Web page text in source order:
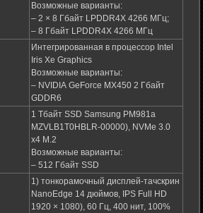
Возможные варианты:
– 2 × 8 Гбайт LPDDR4X 4266 МГц;
– 8 Гбайт LPDDR4X 4266 МГц
Интегрированная в процессор Intel
Iris Xe Graphics
Возможные варианты:
– NVIDIA GeForce MX450 2 Гбайт
GDDR6
1 Тбайт SSD Samsung PM981a
MZVLB1T0HBLR-00000), NVMe 3.0
x4 M.2
Возможные варианты:
– 512 Гбайт SSD
1) тонкорамочный дисплей-тачскрин
NanoEdge 14 дюймов, IPS Full HD
1920 × 1080), 60 Гц, 400 нит, 100%